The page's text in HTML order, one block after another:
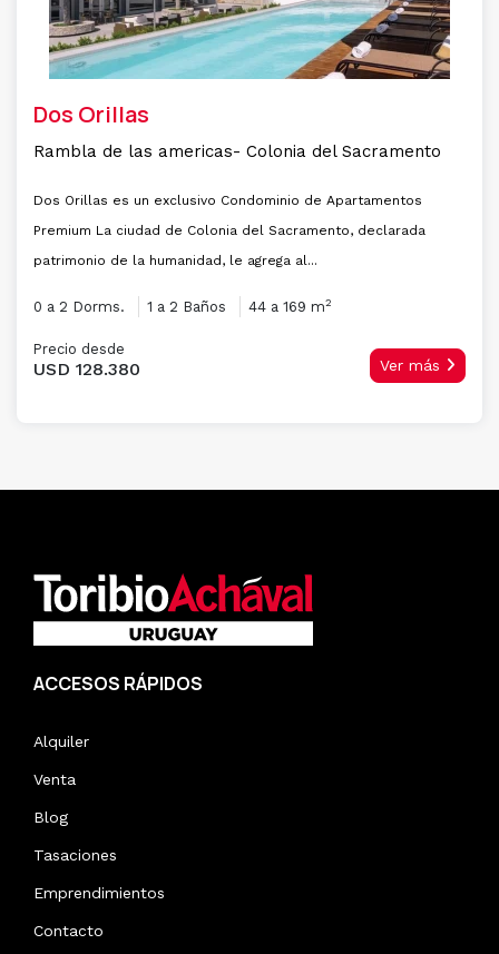
Dos Orillas
Rambla de las americas- Colonia del Sacramento
Dos Orillas es un exclusivo Condominio de Apartamentos
Premium La ciudad de Colonia del Sacramento, declarada
patrimonio de la humanidad, le agrega al...
0 a 2 Dorms. 1 a 2 Baños 44 a 169 m2
Precio desde
USD 128.380 Ver más
ACCESOS RÁPIDOS
Alquiler
Venta
Blog
Tasaciones
Emprendimientos
Contacto